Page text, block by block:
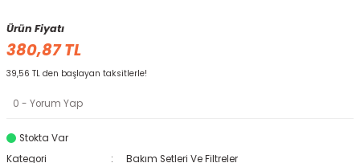
Ürün Fiyatı
380,87 TL
39,56 TL den başlayan taksitlerle!
0 - Yorum Yap
Stokta Var
Kategori
Bakım Setleri Ve Filtreler